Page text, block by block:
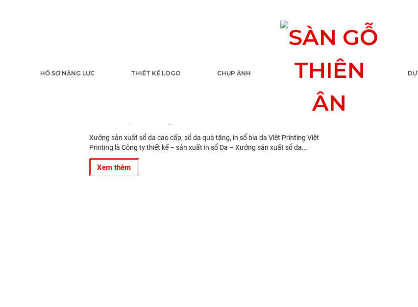
HỒ SƠ NĂNG LỰC THIẾT KẾ LOGO CHỤP ẢNH
Xưởng sản xuất sổ da cao cấp, sổ da quà tặng, in sổ
Xưởng sản xuất sổ da cao cấp, sổ da quà tặng, in sổ bìa da Việt Printing Việt
Printing là Công ty thiết kế – sản xuất in sổ Da – Xưởng sản xuất sổ da...
Xem thêm